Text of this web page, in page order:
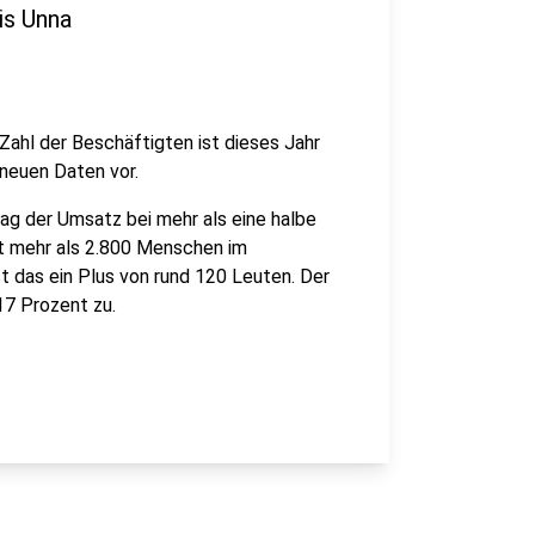
Unna
der Beschäftigten ist dieses Jahr
Daten vor.
der Umsatz bei mehr als eine halbe
als 2.800 Menschen im
ein Plus von rund 120 Leuten. Der
Prozent zu.